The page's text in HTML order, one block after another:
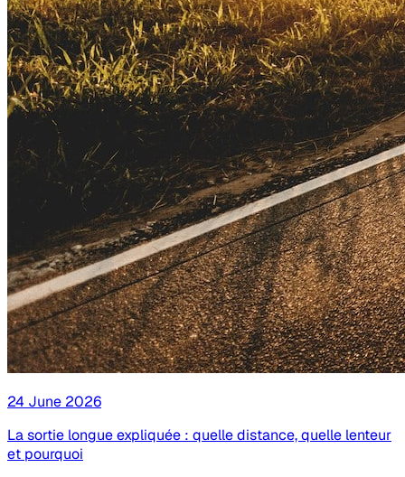
24 June 2026
La sortie longue expliquée : quelle distance, quelle lenteur
et pourquoi